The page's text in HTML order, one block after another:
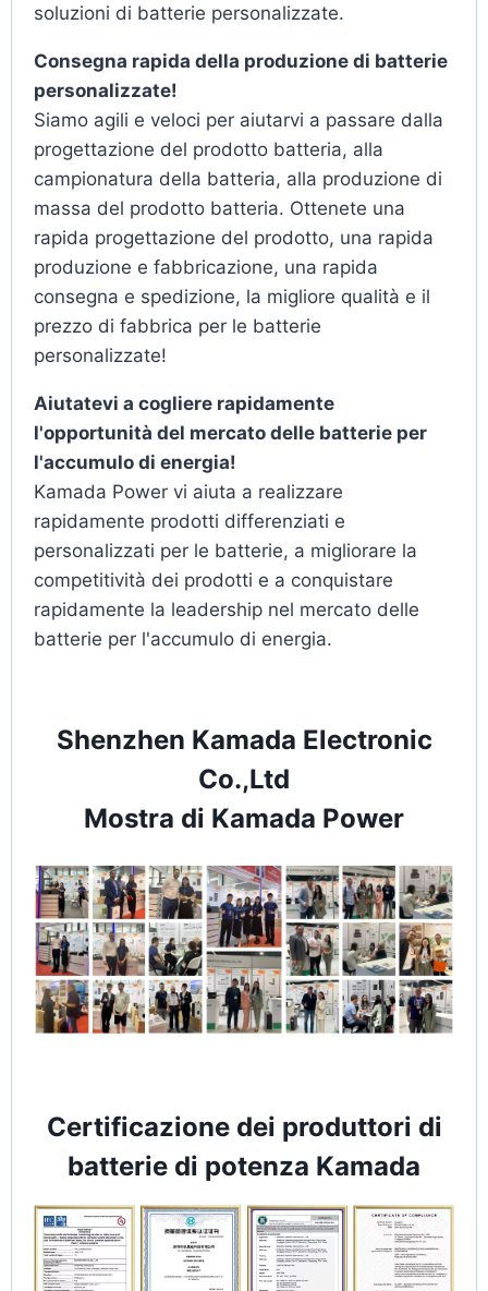
soluzioni di batterie personalizzate.
Consegna rapida della produzione di batterie
personalizzate!
Siamo agili e veloci per aiutarvi a passare dalla
progettazione del prodotto batteria, alla
campionatura della batteria, alla produzione di
massa del prodotto batteria. Ottenete una
rapida progettazione del prodotto, una rapida
produzione e fabbricazione, una rapida
consegna e spedizione, la migliore qualità e il
prezzo di fabbrica per le batterie
personalizzate!
Aiutatevi a cogliere rapidamente
l'opportunità del mercato delle batterie per
l'accumulo di energia!
Kamada Power vi aiuta a realizzare
rapidamente prodotti differenziati e
personalizzati per le batterie, a migliorare la
competitività dei prodotti e a conquistare
rapidamente la leadership nel mercato delle
batterie per l'accumulo di energia.
Shenzhen Kamada Electronic
Co.,Ltd
Mostra di Kamada Power
Certificazione dei produttori di
batterie di potenza Kamada